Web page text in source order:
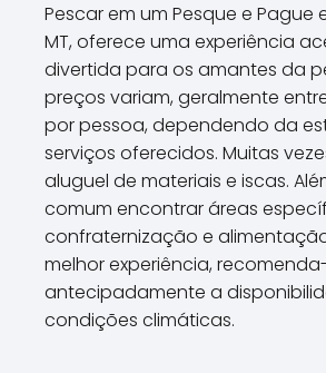
Pescar em um Pesque e Pague
MT, oferece uma experiência
divertida para os amantes da
preços variam, geralmente entre
por pessoa, dependendo da
serviços oferecidos. Muitas
aluguel de materiais e iscas.
comum encontrar áreas
confraternização e
melhor experiência,
antecipadamente a
condições climáticas.